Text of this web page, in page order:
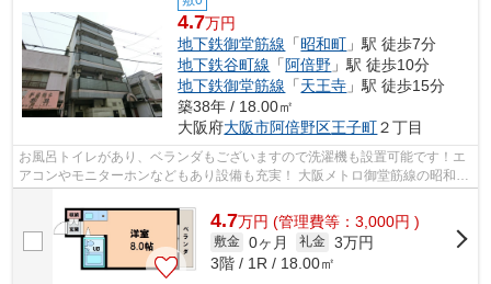
4.7万円
地下鉄御堂筋線 「昭和町 」駅 徒歩7分
地下鉄谷町線 「 阿倍野 」駅 徒歩10分
地下鉄御堂筋線 「天王寺 」駅 徒歩15分
築38年 / 18.00㎡
大阪府大阪市阿倍野区王子町２丁目
お風呂トイレがあり、ベランダもございますので洗濯機も設置可能です！エ
アコンやモニターホンなどもあり設備も充実！ 大阪メトロ御堂筋線の昭和町
4.7万円 (管理費等：3,000円 )
敷金 0ヶ月 礼金 3万円
3階 / 1R / 18.00㎡